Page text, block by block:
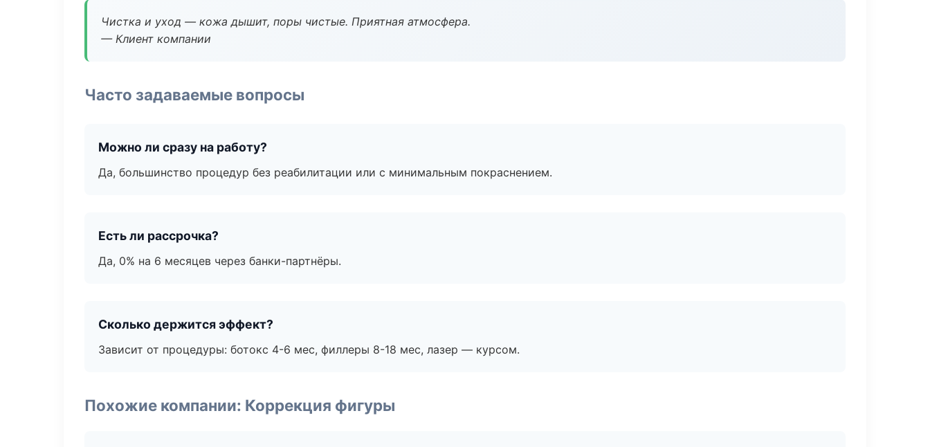
Чистка и уход — кожа дышит, поры чистые. Приятная атмосфера.
— Клиент компании
Часто задаваемые вопросы
Можно ли сразу на работу?
Да, большинство процедур без реабилитации или с минимальным покраснением.
Есть ли рассрочка?
Да, 0% на 6 месяцев через банки-партнёры.
Сколько держится эффект?
Зависит от процедуры: ботокс 4-6 мес, филлеры 8-18 мес, лазер — курсом.
Похожие компании: Коррекция фигуры